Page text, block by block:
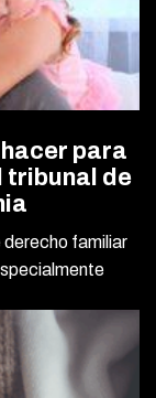
para
tribunal de
derecho familiar